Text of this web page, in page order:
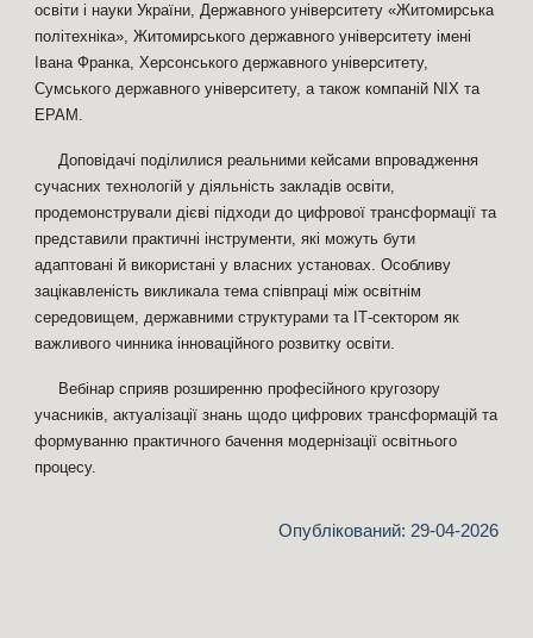
освіти і науки України, Державного університету «Житомирська
політехніка», Житомирського державного університету імені
Івана Франка, Херсонського державного університету,
Сумського державного університету, а також компаній NIX та
EPAM.
Доповідачі поділилися реальними кейсами впровадження
сучасних технологій у діяльність закладів освіти,
продемонстрували дієві підходи до цифрової трансформації та
представили практичні інструменти, які можуть бути
адаптовані й використані у власних установах. Особливу
зацікавленість викликала тема співпраці між освітнім
середовищем, державними структурами та ІТ-сектором як
важливого чинника інноваційного розвитку освіти.
Вебінар сприяв розширенню професійного кругозору
учасників, актуалізації знань щодо цифрових трансформацій та
формуванню практичного бачення модернізації освітнього
процесу.
Опублікований: 29-04-2026